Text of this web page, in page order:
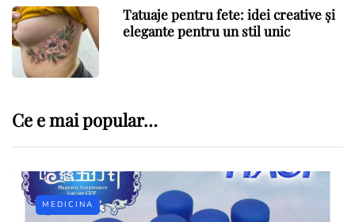
Tatuaje pentru fete: idei creative și
elegante pentru un stil unic
Ce e mai popular…
MEDICINA